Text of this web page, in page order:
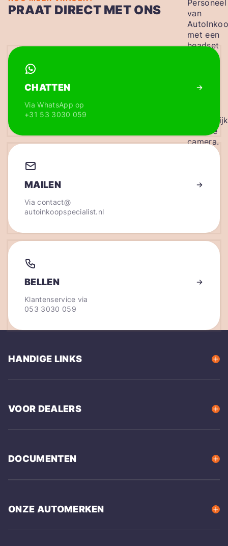
PRAAT DIRECT MET ONS
CHATTEN
Via WhatsApp op
+31 53 3030 059
MAILEN
Viacontact@
autoinkoopspecialist.nl
BELLEN
Klantenservice via
053 3030 059
HANDIGE LINKS
VOOR DEALERS
DOCUMENTEN
ONZE AUTOMERKEN